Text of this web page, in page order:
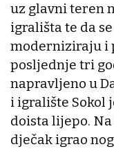
uz glavni teren
igrališta te da
moderniziraju i
posljednje tri
napravljeno u
i igralište Sokol
doista lijepo.
dječak igrao